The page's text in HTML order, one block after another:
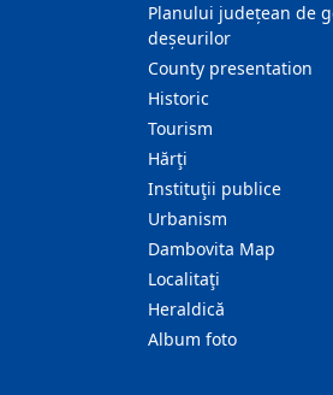
Planului județean de
deșeurilor
County presentation
Historic
Tourism
Hărţi
Instituţii publice
Urbanism
Dambovita Map
Localitaţi
Heraldică
Album foto